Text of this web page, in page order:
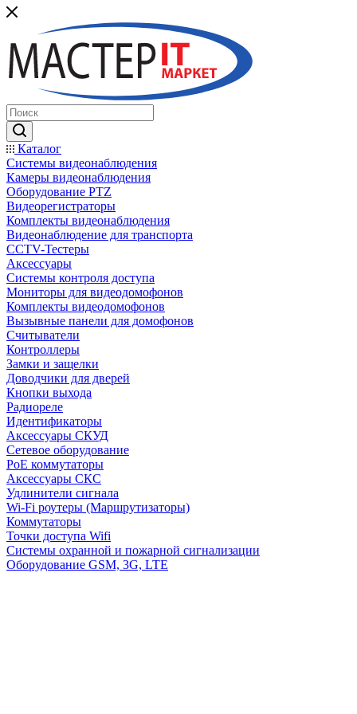
Каталог
Системы видеонаблюдения
Камеры видеонаблюдения
Оборудование PTZ
Видеорегистраторы
Комплекты видеонаблюдения
Видеонаблюдение для транспорта
CCTV-Тестеры
Аксессуары
Системы контроля доступа
Мониторы для видеодомофонов
Комплекты видеодомофонов
Вызывные панели для домофонов
Считыватели
Контроллеры
Замки и защелки
Доводчики для дверей
Кнопки выхода
Радиореле
Идентификаторы
Аксессуары СКУД
Сетевое оборудование
PoE коммутаторы
Аксессуары СКС
Удлинители сигнала
Wi-Fi роутеры (Маршрутизаторы)
Коммутаторы
Точки доступа Wifi
Системы охранной и пожарной сигнализации
Оборудование GSM, 3G, LTE